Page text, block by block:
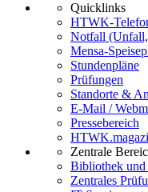
Quicklinks
HTWK-
Notfall
Mensa-
Stundenpläne
Prüfungen
Standorte &
E-Mail /
Pressebereich
Zentrale
Bibliothek
Zentrales